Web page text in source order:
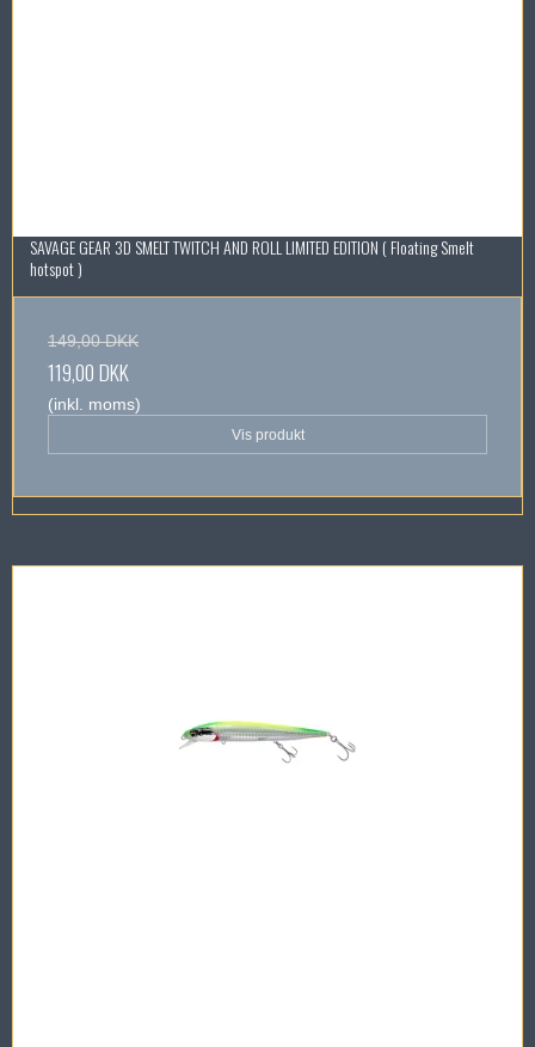
SAVAGE GEAR 3D SMELT TWITCH AND ROLL LIMITED EDITION ( Floating Smelt
hotspot )
149,00 DKK
119,00 DKK
(inkl. moms)
Vis produkt